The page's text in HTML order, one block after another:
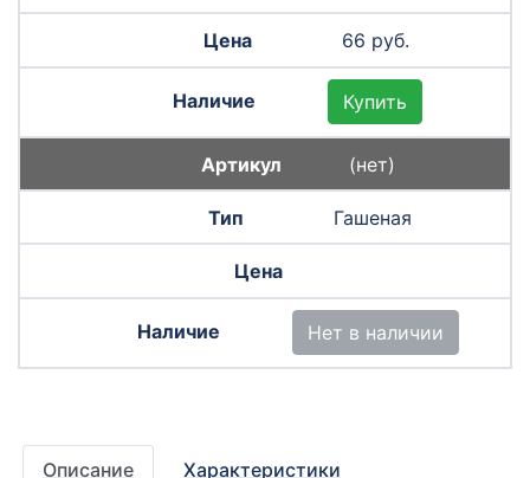
66 руб.
Купить
(нет)
Гашеная
Нет в наличии
Описание Характеристики